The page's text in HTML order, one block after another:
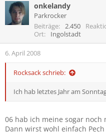
onkelandy
Parkrocker
Beiträge
2.450
Ort
Ingolstadt
6. April 2008
Rocksack schrieb:
Ich hab letztes Jahr am
06 hab ich meine sogar noch
Dann wirst wohl einfach